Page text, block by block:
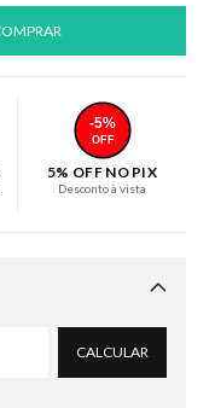
-5%
OFF
5% OFF NO PIX
Desconto à vista
Alterar CEP
CALCULAR